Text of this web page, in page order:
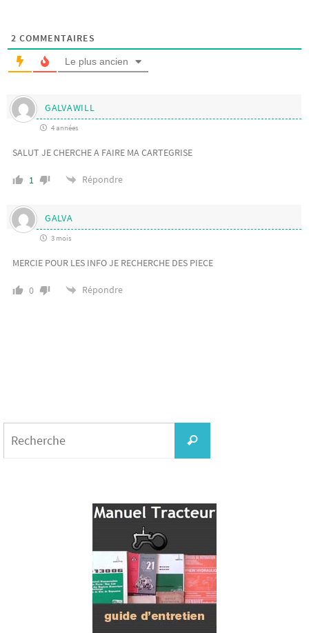
2 COMMENTAIRES
Le plus ancien
GALVAWILL
4 années
SALUT JE CHERCHE A FAIRE MA CARTEGRISE
1 Répondre
GALVA
3 mois
MERCIE POUR LES INFO JE RECHERCHE DES PIECE
0 Répondre
Recherche